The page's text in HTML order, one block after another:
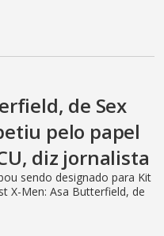
de Sex
pelo papel
diz jornalista
sendo designado para Kit
X-Men: Asa Butterfield, de